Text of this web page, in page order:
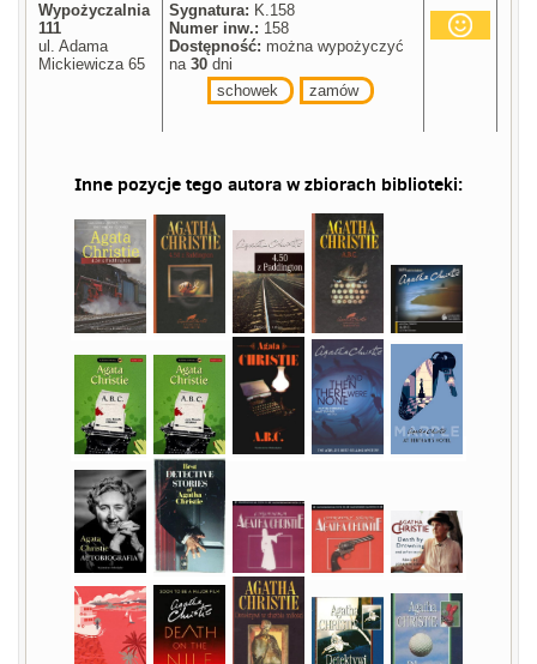
Wypożyczalnia
111
ul. Adama
Mickiewicza 65
Sygnatura: K.158
Numer inw.: 158
Dostępność: można wypożyczyć
na30 dni
schowek
zamów
Inne pozycje tego autora w zbiorach biblioteki: